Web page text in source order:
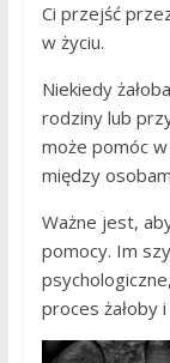
Ci przejść
w życiu.
Niekiedy
rodziny lub
może pomóc
między
Ważne jest,
pomocy. Im
proces żałoby